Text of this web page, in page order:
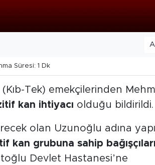
A
Süresi: 1 Dk
(Kıb-Tek) emekçilerinden
kan ihtiyacı olduğu bildirildi.
olan Uzunoğlu adına
kan grubuna sahip
Devlet Hastanesi’ne